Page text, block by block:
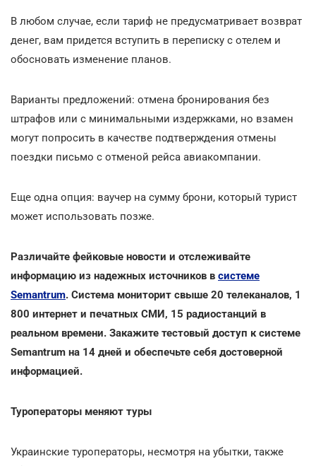
В любом случае, если тариф не предусматривает возврат
денег, вам придется вступить в переписку с отелем и
обосновать изменение планов.
Варианты предложений: отмена бронирования без
штрафов или с минимальными издержками, но взамен
могут попросить в качестве подтверждения отмены
поездки письмо с отменой рейса авиакомпании.
Еще одна опция: ваучер на сумму брони, который турист
может использовать позже.
Различайте фейковые новости и отслеживайте
информацию из надежных источников в системе
Semantrum. Система мониторит свыше 20 телеканалов, 1
800 интернет и печатных СМИ, 15 радиостанций в
реальном времени. Закажите тестовый доступ к системе
Semantrum на 14 дней и обеспечьте себя достоверной
информацией.
Туроператоры меняют туры
Украинские туроператоры, несмотря на убытки, также